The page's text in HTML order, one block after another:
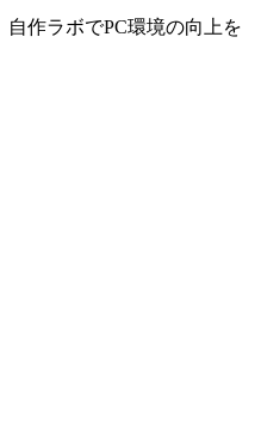
自作ラボでPC環境の向上を